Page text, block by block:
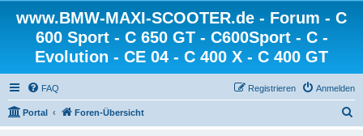
www.BMW-MAXI-SCOOTER.de - Forum - C
600 Sport - C 650 GT - C600Sport - C -
Evolution - CE 04 - C 400 X - C 400 GT
FAQ Anmelden
Registrieren
Portal Foren-Übersicht